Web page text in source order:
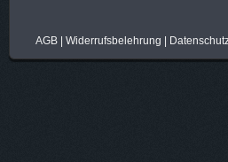
AGB| Widerrufsbelehrung |